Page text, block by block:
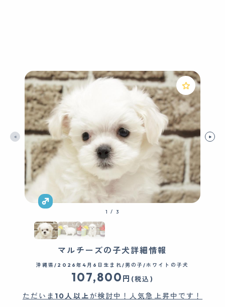
1 / 3
マルチーズの子犬詳細情報
沖縄県/2026年4月6日生まれ/男の子/ホワイトの子犬
107,800 円 (税込)
ただいま 10人以上が検討中！人気急上昇中です！